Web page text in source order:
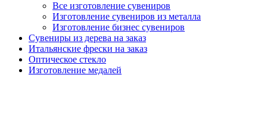
Все изготовление сувениров
Изготовление сувениров из металла
Изготовление бизнес сувениров
Сувениры из дерева на заказ
Итальянские фрески на заказ
Оптическое стекло
Изготовление медалей